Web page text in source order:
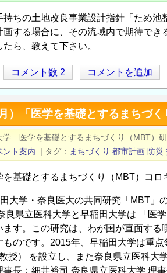
持ちの土地改良事業設計指針「ため
画する場合に、その流域内で期待で
たら、教えて下さい。
コメント数 2 コメントを追加
）「医学を基礎とするまちづ
学 医学を基礎とするまちづくり（MBT）
ント案内 | タグ まちづくり 都市計画 防災
を基礎とするまちづくり（MBT）コ
大学・奈良医大の共同研究「MBT」
良県立医科大学と早稲田大学は 「医
ます。この研究は、わが国が直面す
ものです。2015年、早稲田大学は重
授） を設立し、また奈良県立医科
事長：細井裕司 奈良県立医科大学 理